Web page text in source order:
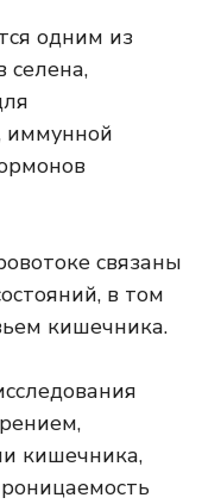
одним из
селена,
иммунной
связаны
в том
кишечника.
кишечника,